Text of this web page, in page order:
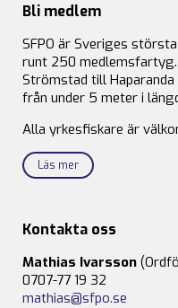
Bli medlem
SFPO är Sveriges
runt 250
Strömstad till
från under 5 meter i
Alla yrkesfiskare är
Läs mer
Kontakta oss
Mathias Ivarsson
0707-77 19 32
mathias@sfpo.se